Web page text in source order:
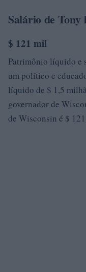
Salário de Tony
$ 121 mil
Patrimônio líquido e
um político e
líquido de $ 1,5
governador de
de Wisconsin é $